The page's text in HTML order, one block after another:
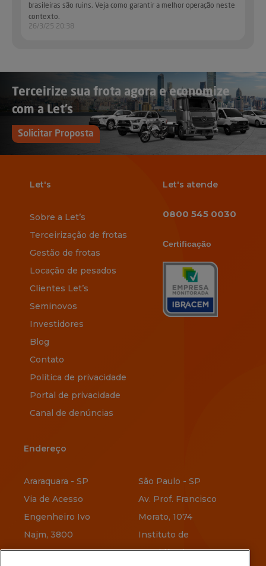
brasileiras são ruins. Veja como garantir a melhor operação neste
contexto.
26/3/25 20:38
Terceirize sua frota agora e economize
com a Let’s
Solicitar Proposta
Let's
Sobre a Let’s
Terceirização de frotas
Gestão de frotas
Locação de pesados
Clientes Let’s
Seminovos
Investidores
Blog
Contato
Política de privacidade
Portal de privacidade
Canal de denúncias
Let's atende
0800 545 0030
Certificação
Endereço
Araraquara - SP
Via de Acesso
Engenheiro Ivo
Najm, 3800
São Paulo - SP
Av. Prof. Francisco
Morato, 1074
Instituto de
Previdência